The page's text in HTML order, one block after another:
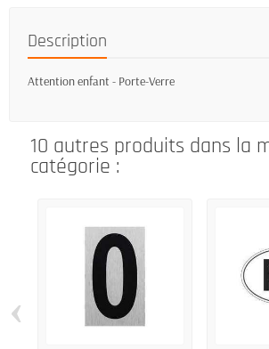
Description
Attention enfant - Porte-Verre
10 autres produits dans la
catégorie :
‹